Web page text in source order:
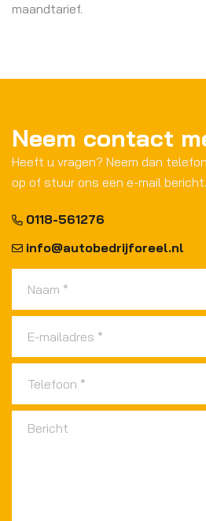
maandtarief.
Neem contact
Heeft u vragen? Neem dan
op of stuur ons een e-mail bericht.
0118-561276
info@autobedrijforeel.nl